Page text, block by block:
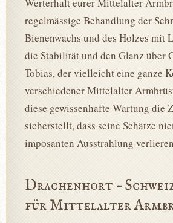
Werterhalt eurer Mittelalter
regelmässige Behandlung der
Bienenwachs und des Holzes mit
die Stabilität und den Glanz über
Tobias, der vielleicht eine ganze
verschiedener Mittelalter
diese gewissenhafte Wartung die
sicherstellt, dass seine Schätze
imposanten Ausstrahlung
Drachenhort –
für Mittelalter